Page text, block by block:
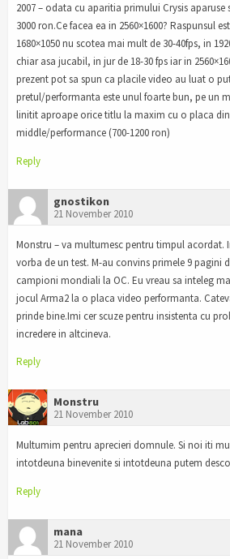
2007 – odata cu aparitia primului Crysis aparuse
3000 ron.Ce facea ea in 2560×1600? Raspunsul
1680×1050 nu scotea mai mult de 30-40fps, in
chiar asa jucabil, in jur de 18-30 fps iar in
prezent pot sa spun ca placile video au luat o
pretul/performanta este unul foarte bun, pe un
linitit aproape orice titlu la maxim cu o placa
middle/performance (700-1200 ron)
Reply
gnostikon
21 November 2010
Monstru – va multumesc pentru timpul acordat.
vorba de un test. M-au convins primele 9 pagini
campioni mondiali la OC. Eu vreau sa inteleg
jocul Arma2 la o placa video performanta.
prinde bine.Imi cer scuze pentru insistenta cu
incredere in altcineva.
Reply
Monstru
21 November 2010
Multumim pentru aprecieri domnule. Si noi iti
intotdeuna binevenite si intotdeuna putem
Reply
mana
21 November 2010